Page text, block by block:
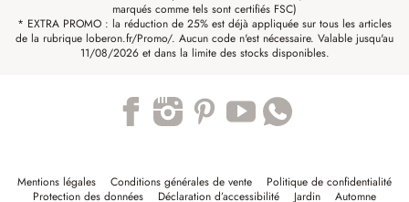
marqués comme tels sont certifiés FSC)
* EXTRA PROMO : la réduction de 25% est déjà appliquée sur tous les articles
de la rubrique loberon.fr/Promo/. Aucun code n'est nécessaire. Valable jusqu'au
11/08/2026 et dans la limite des stocks disponibles.
Mentions légales Conditions générales de vente
Politique de confidentialité
Protection des données
Déclaration d’accessibilité Jardin Automne